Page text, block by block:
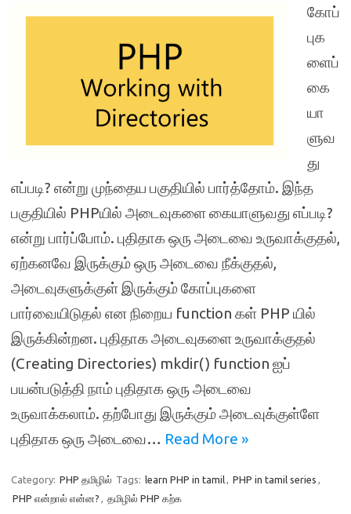
கோப்
புக
ளைப்
கை
யா
ளுவ
து
எப்படி? என்று முந்தைய பகுதியில் பார்த்தோம். இந்த
பகுதியில் PHPயில் அடைவுகளை கையாளுவது எப்படி?
என்று பார்ப்போம். புதிதாக ஒரு அடைவை உருவாக்குதல்,
ஏற்கனவே இருக்கும் ஒரு அடைவை நீக்குதல்,
அடைவுகளுக்குள் இருக்கும் கோப்புகளை
பார்வையிடுதல் என நிறைய function கள் PHP யில்
இருக்கின்றன. புதிதாக அடைவுகளை உருவாக்குதல்
(Creating Directories) mkdir() function ஐப்
பயன்படுத்தி நாம் புதிதாக ஒரு அடைவை
உருவாக்கலாம். தற்போது இருக்கும் அடைவுக்குள்ளே
புதிதாக ஒரு அடைவை… Read More »
Category: PHP தமிழில் Tags: learn PHP in tamil, PHP in tamil series ,
PHP என்றால் என்ன? , தமிழில் PHP கற்க